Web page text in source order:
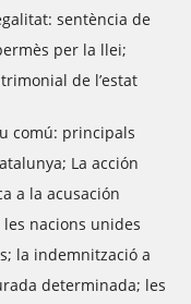
sentència de
per la llei;
de l’estat
comú: principals
La acción
a la acusación
nacions unides
la indemnització a
determinada; les